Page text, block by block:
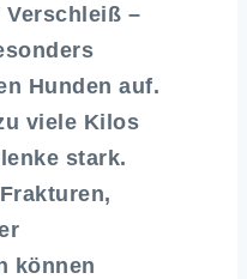
–
Hunden auf.
viele Kilos
stark.
können